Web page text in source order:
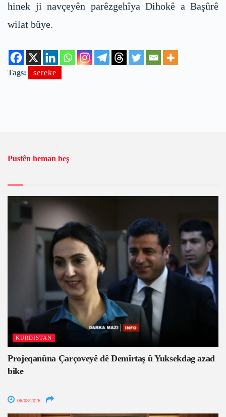
hinek ji navçeyên parêzgehîya Dihokê a Başûrê
wilat bûye.
Tags: sereke
Pustên heman beş
KURDISTAN
Projeqanûna Çarçoveyê dê Demîrtaş û Yuksekdag azad
bike
06/08/2026